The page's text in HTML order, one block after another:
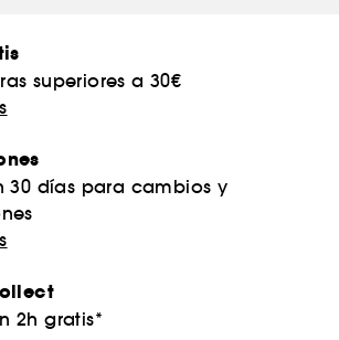
superiores a 30€
30 días para cambios y
2h gratis*